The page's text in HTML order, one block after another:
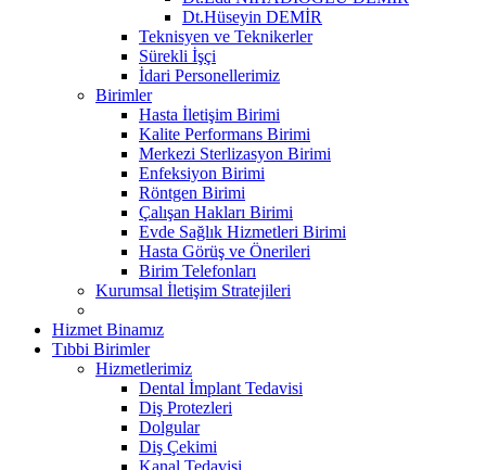
Dt.Hüseyin DEMİR
Teknisyen ve Teknikerler
Sürekli İşçi
İdari Personellerimiz
Birimler
Hasta İletişim Birimi
Kalite Performans Birimi
Merkezi Sterlizasyon Birimi
Enfeksiyon Birimi
Röntgen Birimi
Çalışan Hakları Birimi
Evde Sağlık Hizmetleri Birimi
Hasta Görüş ve Önerileri
Birim Telefonları
Kurumsal İletişim Stratejileri
Hizmet Binamız
Tıbbi Birimler
Hizmetlerimiz
Dental İmplant Tedavisi
Diş Protezleri
Dolgular
Diş Çekimi
Kanal Tedavisi